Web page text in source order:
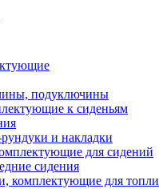
подуключины
к сиденьям
и накладки
для сидений
сидения
комплектующие для